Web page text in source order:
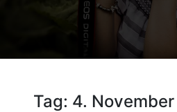
Tag: 4.